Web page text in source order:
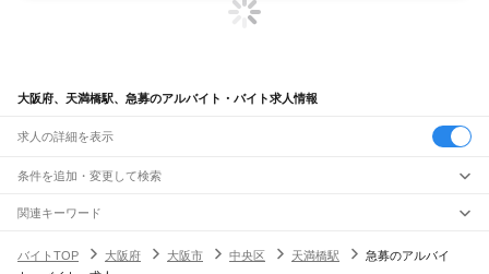
大阪府、天満橋駅、急募のアルバイト・バイト求人情報
求人の詳細を表示
条件を追加・変更して検索
市区町村を追加・変更
大阪府すべて
駅を追加・変更
関連キーワード
バイトTOP
大阪府 大阪市 中央区 天満橋駅
急募のアルバイ